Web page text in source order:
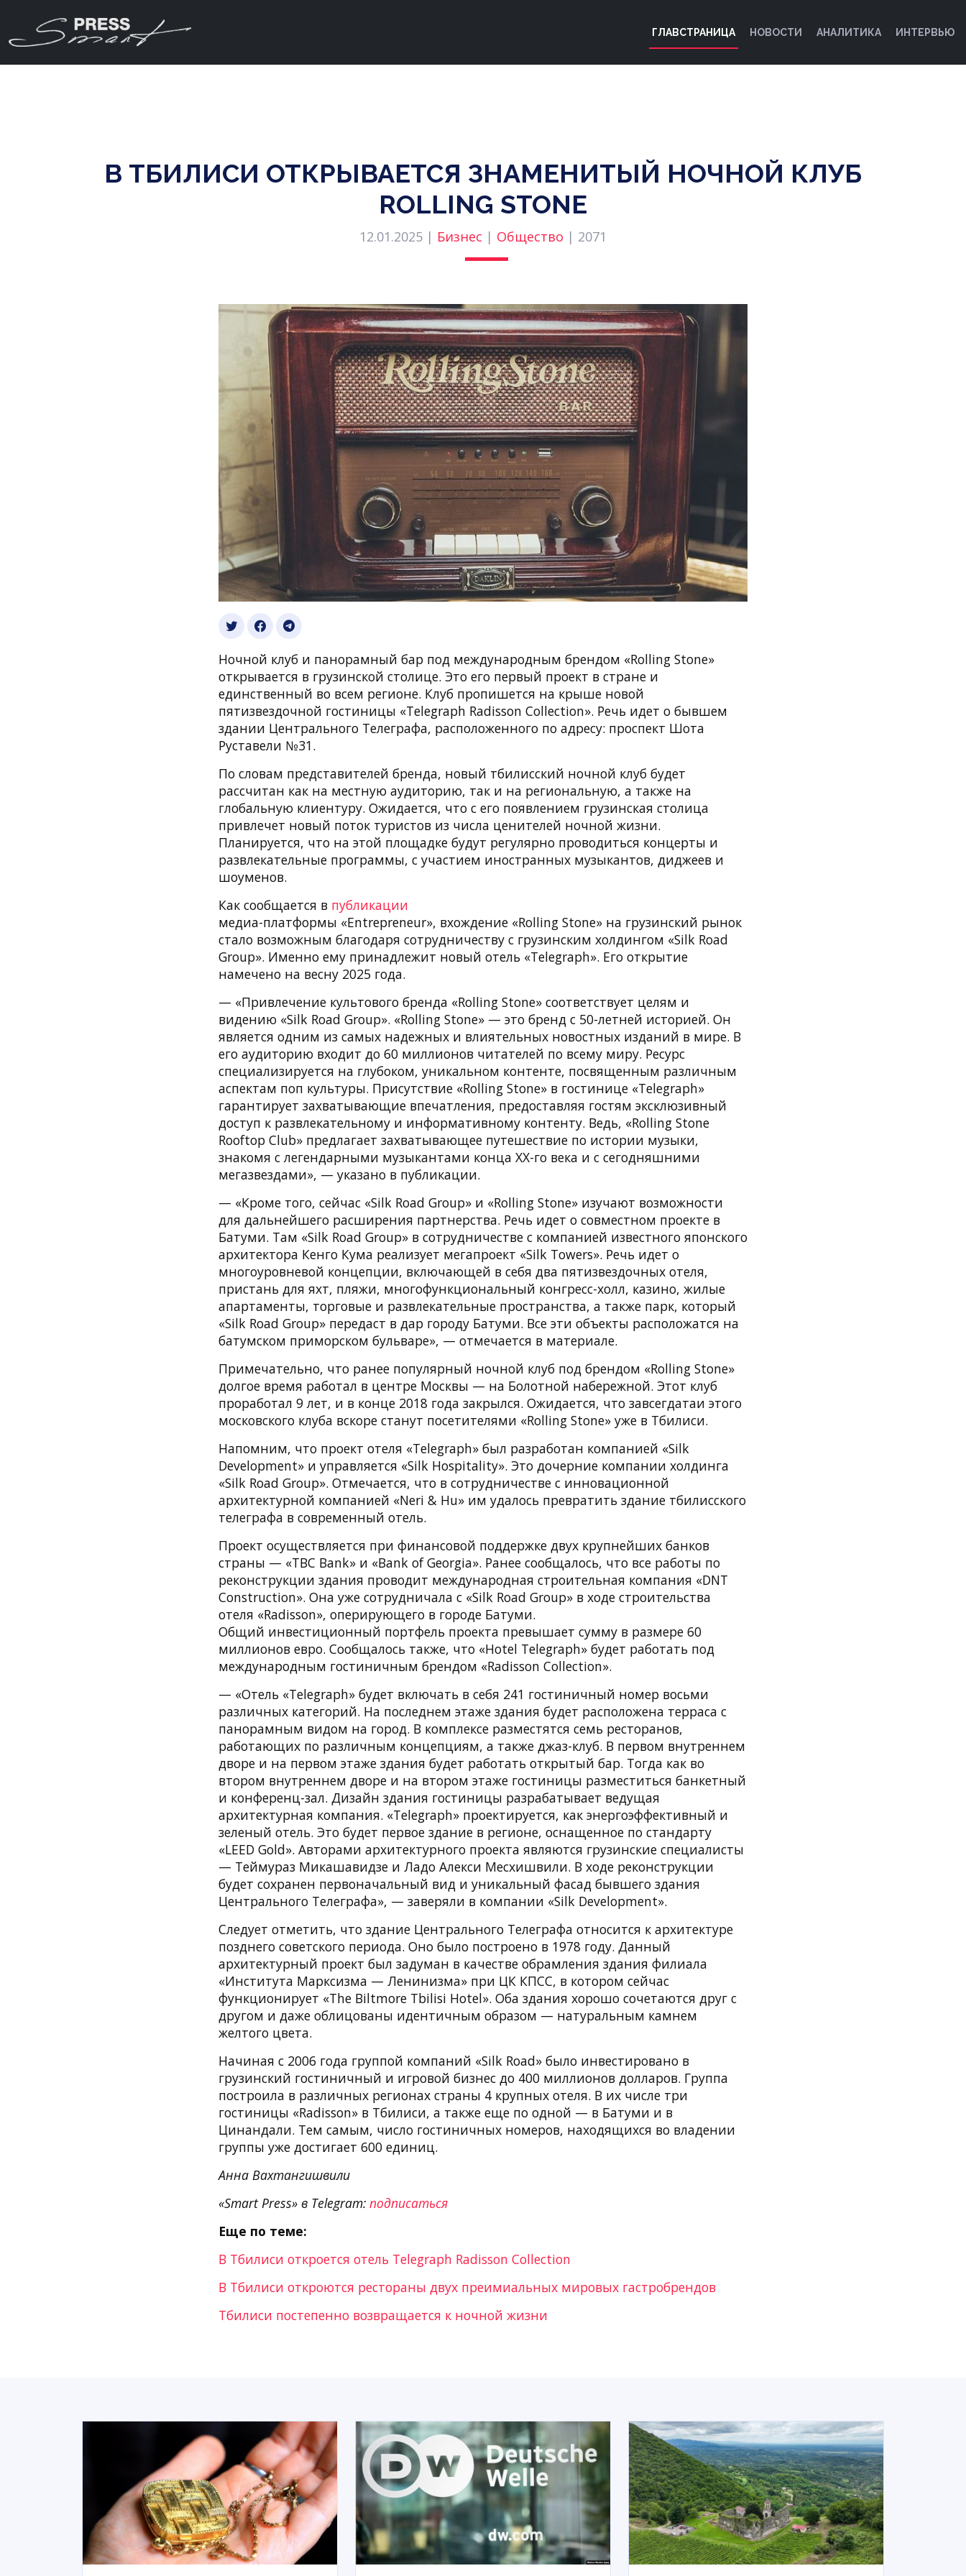
ГЛАВСТРАНИЦА НОВОСТИ АНАЛИТИКА ИНТЕРВЬЮ
В ТБИЛИСИ ОТКРЫВАЕТСЯ ЗНАМЕНИТЫЙ НОЧНОЙ КЛУБ
ROLLING STONE
12.01.2025 | Бизнес | Общество | 2071
Ночной клуб и панорамный бар под международным брендом «Rolling Stone»
открывается в грузинской столице. Это его первый проект в стране и
единственный во всем регионе. Клуб пропишется на крыше новой
пятизвездочной гостиницы «Telegraph Radisson Collection». Речь идет о бывшем
здании Центрального Телеграфа, расположенного по адресу: проспект Шота
Руставели №31.
По словам представителей бренда, новый тбилисский ночной клуб будет
рассчитан как на местную аудиторию, так и на региональную, а также на
глобальную клиентуру. Ожидается, что с его появлением грузинская столица
привлечет новый поток туристов из числа ценителей ночной жизни.
Планируется, что на этой площадке будут регулярно проводиться концерты и
развлекательные программы, с участием иностранных музыкантов, диджеев и
шоуменов.
Как сообщается в публикации
медиа-платформы «Entrepreneur», вхождение «Rolling Stone» на грузинский рынок
стало возможным благодаря сотрудничеству с грузинским холдингом «Silk Road
Group». Именно ему принадлежит новый отель «Telegraph». Его открытие
намечено на весну 2025 года.
— «Привлечение культового бренда «Rolling Stone» соответствует целям и
видению «Silk Road Group». «Rolling Stone» — это бренд с 50-летней историей. Он
является одним из самых надежных и влиятельных новостных изданий в мире. В
его аудиторию входит до 60 миллионов читателей по всему миру. Ресурс
специализируется на глубоком, уникальном контенте, посвященным различным
аспектам поп культуры. Присутствие «Rolling Stone» в гостинице «Telegraph»
гарантирует захватывающие впечатления, предоставляя гостям эксклюзивный
доступ к развлекательному и информативному контенту. Ведь, «Rolling Stone
Rooftop Club» предлагает захватывающее путешествие по истории музыки,
знакомя с легендарными музыкантами конца XX-го века и с сегодняшними
мегазвездами», — указано в публикации.
— «Кроме того, сейчас «Silk Road Group» и «Rolling Stone» изучают возможности
для дальнейшего расширения партнерства. Речь идет о совместном проекте в
Батуми. Там «Silk Road Group» в сотрудничестве с компанией известного японского
архитектора Кенго Кума реализует мегапроект «Silk Towers». Речь идет о
многоуровневой концепции, включающей в себя два пятизвездочных отеля,
пристань для яхт, пляжи, многофункциональный конгресс-холл, казино, жилые
апартаменты, торговые и развлекательные пространства, а также парк, который
«Silk Road Group» передаст в дар городу Батуми. Все эти объекты расположатся на
батумском приморском бульваре», — отмечается в материале.
Примечательно, что ранее популярный ночной клуб под брендом «Rolling Stone»
долгое время работал в центре Москвы — на Болотной набережной. Этот клуб
проработал 9 лет, и в конце 2018 года закрылся. Ожидается, что завсегдатаи этого
московского клуба вскоре станут посетителями «Rolling Stone» уже в Тбилиси.
Напомним, что проект отеля «Telegraph» был разработан компанией «Silk
Development» и управляется «Silk Hospitality». Это дочерние компании холдинга
«Silk Road Group». Отмечается, что в сотрудничестве с инновационной
архитектурной компанией «Neri & Hu» им удалось превратить здание тбилисского
телеграфа в современный отель.
Проект осуществляется при финансовой поддержке двух крупнейших банков
страны — «TBC Bank» и «Bank of Georgia». Ранее сообщалось, что все работы по
реконструкции здания проводит международная строительная компания «DNT
Construction». Она уже сотрудничала с «Silk Road Group» в ходе строительства
отеля «Radisson», оперирующего в городе Батуми.
Общий инвестиционный портфель проекта превышает сумму в размере 60
миллионов евро. Сообщалось также, что «Hotel Telegraph» будет работать под
международным гостиничным брендом «Radisson Collection».
— «Отель «Telegraph» будет включать в себя 241 гостиничный номер восьми
различных категорий. На последнем этаже здания будет расположена терраса с
панорамным видом на город. В комплексе разместятся семь ресторанов,
работающих по различным концепциям, а также джаз-клуб. В первом внутреннем
дворе и на первом этаже здания будет работать открытый бар. Тогда как во
втором внутреннем дворе и на втором этаже гостиницы разместиться банкетный
и конференц-зал. Дизайн здания гостиницы разрабатывает ведущая
архитектурная компания. «Telegraph» проектируется, как энергоэффективный и
зеленый отель. Это будет первое здание в регионе, оснащенное по стандарту
«LEED Gold». Авторами архитектурного проекта являются грузинские специалисты
— Теймураз Микашавидзе и Ладо Алекси Месхишвили. В ходе реконструкции
будет сохранен первоначальный вид и уникальный фасад бывшего здания
Центрального Телеграфа», — заверяли в компании «Silk Development».
Следует отметить, что здание Центрального Телеграфа относится к архитектуре
позднего советского периода. Оно было построено в 1978 году. Данный
архитектурный проект был задуман в качестве обрамления здания филиала
«Института Марксизма — Ленинизма» при ЦК КПСС, в котором сейчас
функционирует «The Biltmore Tbilisi Hotel». Оба здания хорошо сочетаются друг с
другом и даже облицованы идентичным образом — натуральным камнем
желтого цвета.
Начиная с 2006 года группой компаний «Silk Road» было инвестировано в
грузинский гостиничный и игровой бизнес до 400 миллионов долларов. Группа
построила в различных регионах страны 4 крупных отеля. В их числе три
гостиницы «Radisson» в Тбилиси, а также еще по одной — в Батуми и в
Цинандали. Тем самым, число гостиничных номеров, находящихся во владении
группы уже достигает 600 единиц.
Анна Вахтангишвили
«Smart Press» в Telegram: подписаться
Еще по теме:
В Тбилиси откроется отель Telegraph Radisson Collection
В Тбилиси откроются рестораны двух преимиальных мировых гастробрендов
Тбилиси постепенно возвращается к ночной жизни